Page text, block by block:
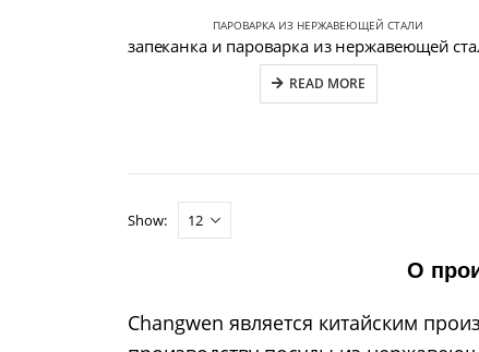
ПАРОВАРКА ИЗ НЕРЖАВЕЮЩЕЙ СТАЛИ
READ MORE
Show:
О
Changwen является китайским